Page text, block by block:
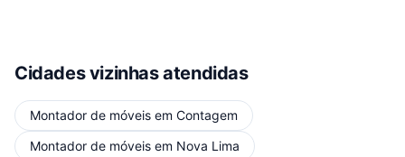
Cidades vizinhas atendidas
Montador de móveis em Contagem
Montador de móveis em Nova Lima